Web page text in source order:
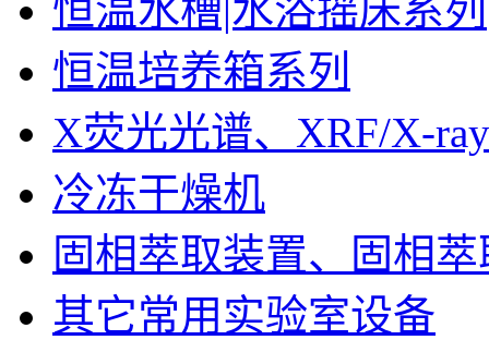
恒温水槽|水浴摇床系列
恒温培养箱系列
X荧光光谱、XRF/X-ray
冷冻干燥机
固相萃取装置、固相
其它常用实验室设备